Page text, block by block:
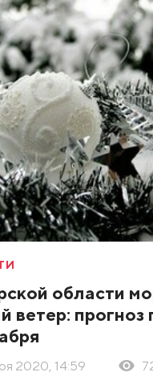
области
ветер: прогноз
2020, 14:59